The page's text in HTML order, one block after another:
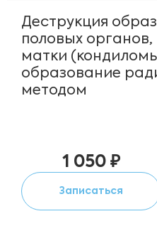
Деструкция
половых
матки
образование
методом
1 050 ₽
Записаться